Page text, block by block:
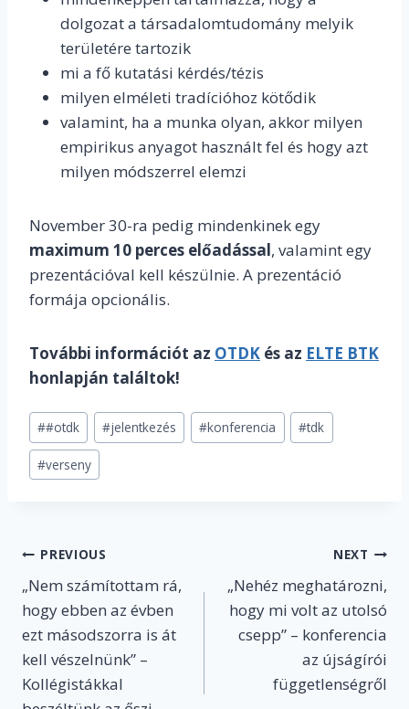
dolgozat a társadalomtudomány melyik
területére tartozik
mi a fő kutatási kérdés/tézis
milyen elméleti tradícióhoz kötődik
valamint, ha a munka olyan, akkor milyen
empirikus anyagot használt fel és hogy azt
milyen módszerrel elemzi
November 30-ra pedig mindenkinek egy
maximum 10 perces előadással, valamint egy
prezentációval kell készülnie. A prezentáció
formája opcionális.
További információt az OTDK és az ELTE BTK
honlapján találtok!
Post
Tags:
##otdk #jelentkezés #konferencia #tdk
#verseny
Post
navigation
PREVIOUS
„Nem számítottam rá,
hogy ebben az évben
ezt másodszorra is át
kell vészelnünk” –
Kollégistákkal
NEXT
„Nehéz meghatározni,
hogy mi volt az utolsó
csepp” – konferencia
az újságírói
függetlenségről